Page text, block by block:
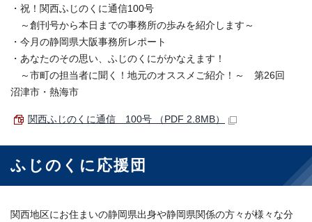
・祝！関西ふじのくに通信100号
～創刊号から本日までの事務所の歩みを紹介します～
・今月の静岡県大阪事務所レポート
・あなたのその思い、ふじのくにがかなえます！
～市町の担当者に聞く！地元のオススメご紹介！～ 第26回
沼津市・熱海市
関西ふじのくに通信 100号 （PDF 2.8MB）
ふじのくに応援団
関西地区にお住まいの静岡県出身や静岡県関係の方々が様々な分